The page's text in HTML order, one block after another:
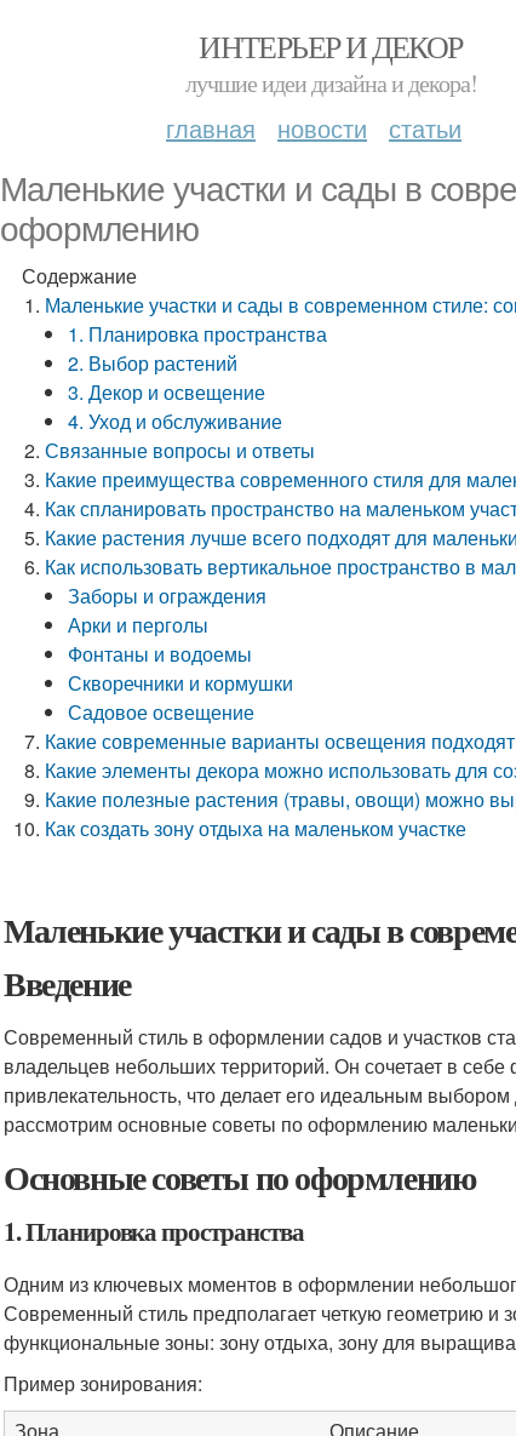
ИНТЕРЬЕР И ДЕКОР
лучшие идеи дизайна и декора!
главная новости статьи
Маленькие участки и сады в
оформлению
Содержание
Маленькие участки и сады в современном стиле:
1. Планировка пространства
2. Выбор растений
3. Декор и освещение
4. Уход и обслуживание
Связанные вопросы и ответы
Какие преимущества современного стиля для
Как спланировать пространство на маленьком
Какие растения лучше всего подходят для
Как использовать вертикальное пространство в
Заборы и ограждения
Арки и перголы
Фонтаны и водоемы
Скворечники и кормушки
Садовое освещение
Какие современные варианты освещения
Какие элементы декора можно использовать для
Какие полезные растения (травы, овощи) можно
Как создать зону отдыха на маленьком участке
Маленькие участки и сады в
Введение
Современный стиль в оформлении садов и участков
владельцев небольших территорий. Он сочетает в
привлекательность, что делает его идеальным
рассмотрим основные советы по оформлению
Основные советы по оформлению
1. Планировка пространства
Одним из ключевых моментов в оформлении
Современный стиль предполагает четкую геометрию и
функциональные зоны: зону отдыха, зону для
Пример зонирования: